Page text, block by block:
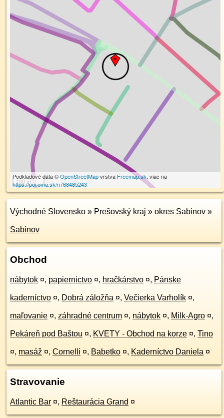
100 m
Podkladové dáta ©OpenStreetMapvrstva Freemap.sk, viac na
https://poi.oma.sk/n768485243
Východné Slovensko » Prešovský kraj » okres Sabinov »
Sabinov
Obchod
nábytok ¤, papiernictvo ¤, hračkárstvo ¤, Pánske
kaderníctvo ¤, Dobrá záložňa ¤, Večierka Varholík ¤,
maľovanie ¤, záhradné centrum ¤, nábytok ¤, Milk-Agro ¤,
Pekáreň pod Baštou ¤, KVETY - Obchod na korze ¤, Tino
¤, masáž ¤, Cornelli ¤, Babetko ¤, Kaderníctvo Daniela ¤
Stravovanie
Atlantic Bar ¤, Reštaurácia Grand ¤